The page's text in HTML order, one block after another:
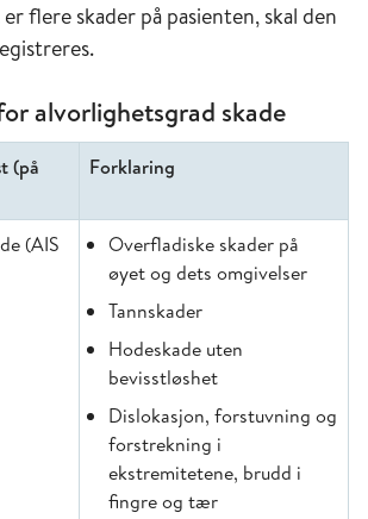
flere skader på pasienten, skal den
alvorlighetsgrad skade
(på
Forklaring
(AIS
Overfladiske skader på
øyet og dets omgivelser
Tannskader
Hodeskade uten
bevisstløshet
Dislokasjon, forstuvning og
forstrekning i
ekstremitetene, brudd i
fingre og tær